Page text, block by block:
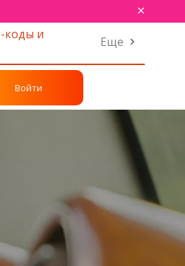
×
коды и
Еще
Войти